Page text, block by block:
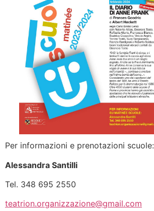
Per informazioni e prenotazioni scuole:
Alessandra Santilli
Tel. 348 695 2550
teatrion.organizzazione@gmail.com